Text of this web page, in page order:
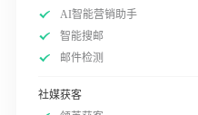
AI智能营销助手
智能搜邮
邮件检测
社媒获客